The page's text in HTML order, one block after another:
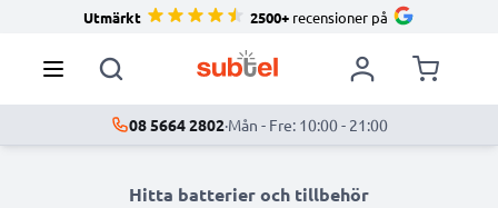
Utmärkt 2500+ recensioner på
08 5664 2802·Mån - Fre: 10:00 - 21:00
Hitta batterier och tillbehör